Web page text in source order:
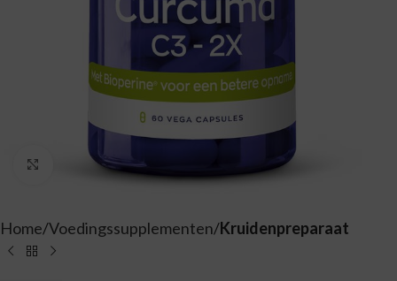
Vergroten
Home Voedingssupplementen Kruidenpreparaat